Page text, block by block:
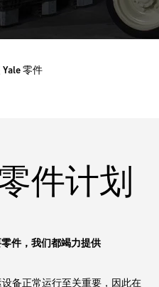
Yale 零件
件计划
件，我们都竭力提供
备正常运行至关重要，因此在